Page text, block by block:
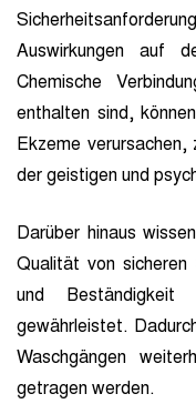
Auswirkungen auf
Chemische
enthalten sind,
Ekzeme
der geistigen und
Darüber hinaus
Qualität von
und Beständigkeit
gewährleistet.
Waschgängen
getragen werden.